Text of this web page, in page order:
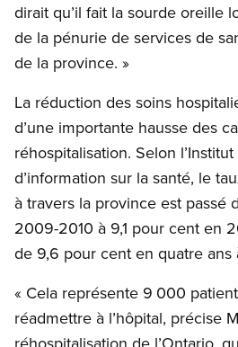
dirait qu’il fait la sourde oreille
de la pénurie de services de
de la province. »
La réduction des soins
d’une importante hausse des
réhospitalisation. Selon
d’information sur la santé, le
à travers la province est passé
2009-2010 à 9,1 pour cent en
de 9,6 pour cent en quatre ans
« Cela représente 9 000
réadmettre à l’hôpital, précise